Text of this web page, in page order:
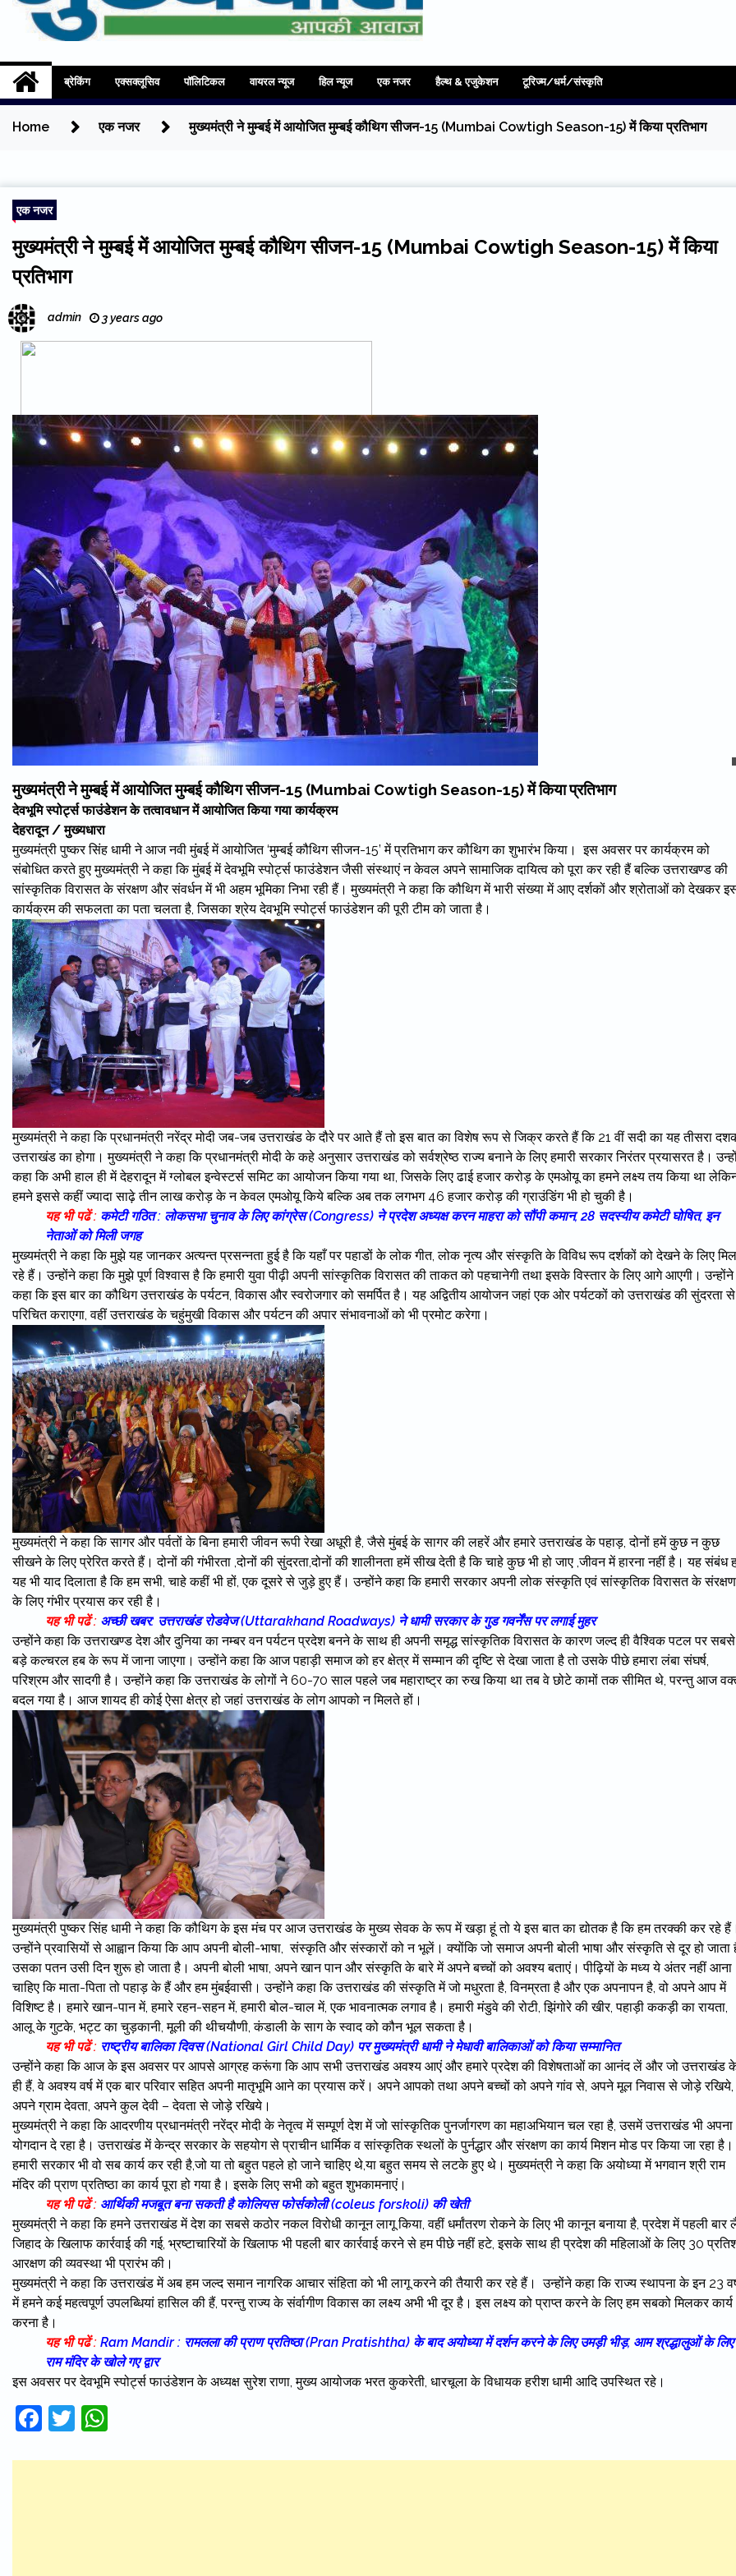
Mukhyadhara
Aapki Aawaz
ब्रेकिंग एक्सक्लूसिव पॉलिटिकल वायरल न्यूज हिल न्यूज एक नजर हैल्थ & एजुकेशन टूरिज्म/धर्म/संस्कृति
Home एक नजर मुख्यमंत्री ने मुम्बई में आयोजित मुम्बई कौथिग सीजन-15 (Mumbai Cowtigh Season-15) में किया प्रतिभाग
एक नजर
मुख्यमंत्री ने मुम्बई में आयोजित मुम्बई कौथिग सीजन-15 (Mumbai Cowtigh Season-15) में किया
प्रतिभाग
admin 3 years ago
मुख्यमंत्री ने मुम्बई में आयोजित मुम्बई कौथिग सीजन-15 (Mumbai Cowtigh Season-15) में किया प्रतिभाग
देवभूमि स्पोर्ट्स फाउंडेशन के तत्वावधान में आयोजित किया गया कार्यक्रम
देहरादून / मुख्यधारा
मुख्यमंत्री पुष्कर सिंह धामी ने आज नवी मुंबई में आयोजित ‘मुम्बई कौथिग सीजन-15’ में प्रतिभाग कर कौथिग का शुभारंभ किया। इस अवसर पर कार्यक्रम को
संबोधित करते हुए मुख्यमंत्री ने कहा कि मुंबई में देवभूमि स्पोर्ट्स फाउंडेशन जैसी संस्थाएं न केवल अपने सामाजिक दायित्व को पूरा कर रही हैं बल्कि उत्तराखण्ड की
सांस्कृतिक विरासत के संरक्षण और संवर्धन में भी अहम भूमिका निभा रही हैं। मुख्यमंत्री ने कहा कि कौथिग में भारी संख्या में आए दर्शकों और श्रोताओं को देखकर
कार्यक्रम की सफलता का पता चलता है, जिसका श्रेय देवभूमि स्पोर्ट्स फाउंडेशन की पूरी टीम को जाता है।
मुख्यमंत्री ने कहा कि प्रधानमंत्री नरेंद्र मोदी जब-जब उत्तराखंड के दौरे पर आते हैं तो इस बात का विशेष रूप से जिक्र करते हैं कि 21 वीं सदी का यह तीसरा
उत्तराखंड का होगा। मुख्यमंत्री ने कहा कि प्रधानमंत्री मोदी के कहे अनुसार उत्तराखंड को सर्वश्रेष्ठ राज्य बनाने के लिए हमारी सरकार निरंतर प्रयासरत है।
कहा कि अभी हाल ही में देहरादून में ग्लोबल इन्वेस्टर्स समिट का आयोजन किया गया था, जिसके लिए ढाई हजार करोड़ के एमओयू का हमने लक्ष्य तय किया था
हमने इससे कहीं ज्यादा साढ़े तीन लाख करोड़ के न केवल एमओयू किये बल्कि अब तक लगभग 46 हजार करोड़ की ग्राउंडिंग भी हो चुकी है।
यह भी पढें : कमेटी गठित : लोकसभा चुनाव के लिए कांग्रेस (Congress) ने प्रदेश अध्यक्ष करन माहरा को सौंपी कमान, 28 सदस्यीय कमेटी घोषित, इन
नेताओं को मिली जगह
मुख्यमंत्री ने कहा कि मुझे यह जानकर अत्यन्त प्रसन्नता हुई है कि यहाँ पर पहाडों के लोक गीत, लोक नृत्य और संस्कृति के विविध रूप दर्शकों को देखने के लिए मिल
रहे हैं। उन्होंने कहा कि मुझे पूर्ण विश्वास है कि हमारी युवा पीढ़ी अपनी सांस्कृतिक विरासत की ताकत को पहचानेगी तथा इसके विस्तार के लिए आगे आएगी। उन्होंने
कहा कि इस बार का कौथिग उत्तराखंड के पर्यटन, विकास और स्वरोजगार को समर्पित है। यह अद्वितीय आयोजन जहां एक ओर पर्यटकों को उत्तराखंड की सुंदरता से
परिचित कराएगा, वहीं उत्तराखंड के चहुंमुखी विकास और पर्यटन की अपार संभावनाओं को भी प्रमोट करेगा।
मुख्यमंत्री ने कहा कि सागर और पर्वतों के बिना हमारी जीवन रूपी रेखा अधूरी है, जैसे मुंबई के सागर की लहरें और हमारे उत्तराखंड के पहाड़, दोनों हमें कुछ न कुछ
सीखने के लिए प्रेरित करते हैं। दोनों की गंभीरता ,दोनों की सुंदरता,दोनों की शालीनता हमें सीख देती है कि चाहे कुछ भी हो जाए ,जीवन में हारना नहीं है। यह संबंध
यह भी याद दिलाता है कि हम सभी, चाहे कहीं भी हों, एक दूसरे से जुड़े हुए हैं। उन्होंने कहा कि हमारी सरकार अपनी लोक संस्कृति एवं सांस्कृतिक विरासत के संरक्षण
के लिए गंभीर प्रयास कर रही है।
यह भी पढें : अच्छी खबर: उत्तराखंड रोडवेज (Uttarakhand Roadways) ने धामी सरकार के गुड गवर्नेंस पर लगाई मुहर
उन्होंने कहा कि उत्तराखण्ड देश और दुनिया का नम्बर वन पर्यटन प्रदेश बनने के साथ ही अपनी समृद्ध सांस्कृतिक विरासत के कारण जल्द ही वैश्विक पटल पर सबसे
बड़े कल्चरल हब के रूप में जाना जाएगा। उन्होंने कहा कि आज पहाड़ी समाज को हर क्षेत्र में सम्मान की दृष्टि से देखा जाता है तो उसके पीछे हमारा लंबा संघर्ष,
परिश्रम और सादगी है। उन्होंने कहा कि उत्तराखंड के लोगों ने 60-70 साल पहले जब महाराष्ट्र का रुख किया था तब वे छोटे कामों तक सीमित थे, परन्तु आज
बदल गया है। आज शायद ही कोई ऐसा क्षेत्र हो जहां उत्तराखंड के लोग आपको न मिलते हों।
मुख्यमंत्री पुष्कर सिंह धामी ने कहा कि कौथिग के इस मंच पर आज उत्तराखंड के मुख्य सेवक के रूप में खड़ा हूं तो ये इस बात का द्योतक है कि हम तरक्की कर रहे
उन्होंने प्रवासियों से आह्वान किया कि आप अपनी बोली-भाषा, संस्कृति और संस्कारों को न भूलें। क्योंकि जो समाज अपनी बोली भाषा और संस्कृति से दूर हो जाता
उसका पतन उसी दिन शुरू हो जाता है। अपनी बोली भाषा, अपने खान पान और संस्कृति के बारे में अपने बच्चों को अवश्य बताएं। पीढ़ियों के मध्य ये अंतर नहीं आना
चाहिए कि माता-पिता तो पहाड़ के हैं और हम मुंबईवासी। उन्होंने कहा कि उत्तराखंड की संस्कृति में जो मधुरता है, विनम्रता है और एक अपनापन है, वो अपने आप में
विशिष्ट है। हमारे खान-पान में, हमारे रहन-सहन में, हमारी बोल-चाल में, एक भावनात्मक लगाव है। हमारी मंडुवे की रोटी, झिंगोरे की खीर, पहाड़ी ककड़ी का रायता,
आलू के गुटके, भट्ट का चुड़कानी, मूली की थीचयौणी, कंडाली के साग के स्वाद को कौन भूल सकता है।
यह भी पढें : राष्ट्रीय बालिका दिवस (National Girl Child Day) पर मुख्यमंत्री धामी ने मेधावी बालिकाओं को किया सम्मानित
उन्होंने कहा कि आज के इस अवसर पर आपसे आग्रह करूंगा कि आप सभी उत्तराखंड अवश्य आएं और हमारे प्रदेश की विशेषताओं का आनंद लें और जो उत्तराखंड
ही हैं, वे अवश्य वर्ष में एक बार परिवार सहित अपनी मातृभूमि आने का प्रयास करें। अपने आपको तथा अपने बच्चों को अपने गांव से, अपने मूल निवास से जोड़े रखिये,
अपने ग्राम देवता, अपने कुल देवी – देवता से जोड़े रखिये।
मुख्यमंत्री ने कहा कि आदरणीय प्रधानमंत्री नरेंद्र मोदी के नेतृत्व में सम्पूर्ण देश में जो सांस्कृतिक पुनर्जागरण का महाअभियान चल रहा है, उसमें उत्तराखंड भी अपना
योगदान दे रहा है। उत्तराखंड में केन्द्र सरकार के सहयोग से प्राचीन धार्मिक व सांस्कृतिक स्थलों के पुर्नद्धार और संरक्षण का कार्य मिशन मोड पर किया जा रहा है।
हमारी सरकार भी वो सब कार्य कर रही है,जो या तो बहुत पहले हो जाने चाहिए थे,या बहुत समय से लटके हुए थे। मुख्यमंत्री ने कहा कि अयोध्या में भगवान श्री राम
मंदिर की प्राण प्रतिष्ठा का कार्य पूरा हो गया है। इसके लिए सभी को बहुत शुभकामनाएं।
यह भी पढें : आर्थिकी मजबूत बना सकती है कोलियस फोर्सकोली (coleus forskoli) की खेती
मुख्यमंत्री ने कहा कि हमने उत्तराखंड में देश का सबसे कठोर नकल विरोधी कानून लागू किया, वहीं धर्मांतरण रोकने के लिए भी कानून बनाया है, प्रदेश में पहली बार
जिहाद के खिलाफ कार्रवाई की गई, भ्रष्टाचारियों के खिलाफ भी पहली बार कार्रवाई करने से हम पीछे नहीं हटे, इसके साथ ही प्रदेश की महिलाओं के लिए 30
आरक्षण की व्यवस्था भी प्रारंभ की।
मुख्यमंत्री ने कहा कि उत्तराखंड में अब हम जल्द समान नागरिक आचार संहिता को भी लागू करने की तैयारी कर रहे हैं। उन्होंने कहा कि राज्य स्थापना के इन 23
में हमने कई महत्वपूर्ण उपलब्धियां हासिल की हैं, परन्तु राज्य के संर्वागीण विकास का लक्ष्य अभी भी दूर है। इस लक्ष्य को प्राप्त करने के लिए हम सबको मिलकर कार्य
करना है।
यह भी पढें : Ram Mandir : रामलला की प्राण प्रतिष्ठा (Pran Pratishtha) के बाद अयोध्या में दर्शन करने के लिए उमड़ी भीड़, आम श्रद्धालुओं के लिए
राम मंदिर के खोले गए द्वार
इस अवसर पर देवभूमि स्पोर्ट्स फाउंडेशन के अध्यक्ष सुरेश राणा, मुख्य आयोजक भरत कुकरेती, धारचूला के विधायक हरीश धामी आदि उपस्थित रहे।
Facebook
Twitter